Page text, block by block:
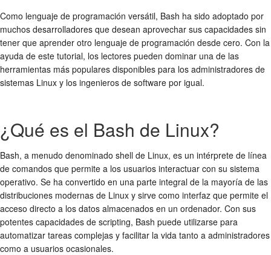
Como lenguaje de programación versátil, Bash ha sido adoptado por
muchos desarrolladores que desean aprovechar sus capacidades sin
tener que aprender otro lenguaje de programación desde cero. Con la
ayuda de este tutorial, los lectores pueden dominar una de las
herramientas más populares disponibles para los administradores de
sistemas Linux y los ingenieros de software por igual.
¿Qué es el Bash de Linux?
Bash, a menudo denominado shell de Linux, es un intérprete de línea
de comandos que permite a los usuarios interactuar con su sistema
operativo. Se ha convertido en una parte integral de la mayoría de las
distribuciones modernas de Linux y sirve como interfaz que permite el
acceso directo a los datos almacenados en un ordenador. Con sus
potentes capacidades de scripting, Bash puede utilizarse para
automatizar tareas complejas y facilitar la vida tanto a administradores
como a usuarios ocasionales.